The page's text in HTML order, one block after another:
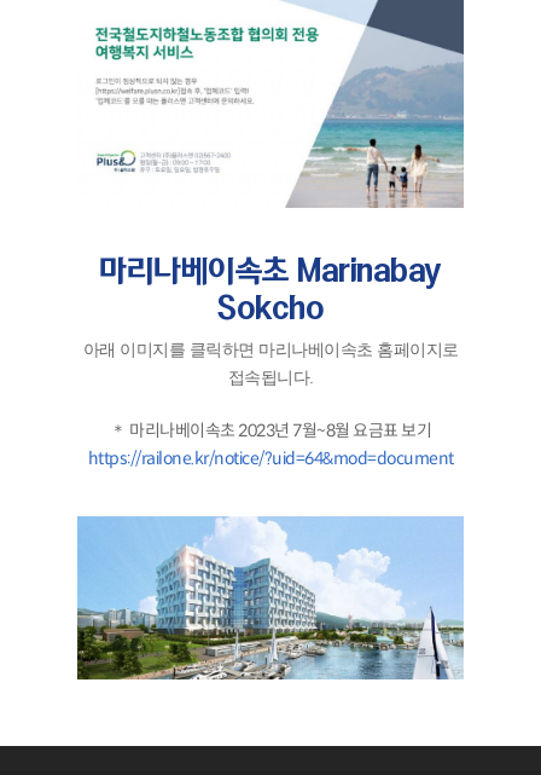
마리나베이속초 Marinabay
Sokcho
아래 이미지를 클릭하면 마리나베이속초 홈페이지로
접속됩니다.
＊ 마리나베이속초 2023년 7월~8월 요금표 보기
https://railone.kr/notice/?uid=64&mod=document